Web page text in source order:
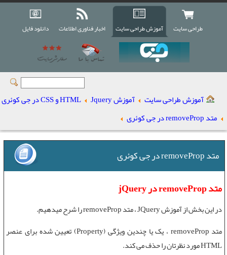
طراحی سایت آموزش طراحی سایت اخبار فناوری اطلاعات دانلود فایل
آموزش طراحی سایت آموزش Jquery
HTML و CSS در جی کوئری
متد removeProp در جی کوئری
متد removeProp در جی کوئری
متد removeProp در jQuery
در این بخش ازآموزش JQuery ،متد removeProp
را شرح میدهیم.
متد removeProp
، یک یا چندین ویژگی (Property) تعیین شده برای عنصر
HTML مورد نظرتان را حذف می کند.